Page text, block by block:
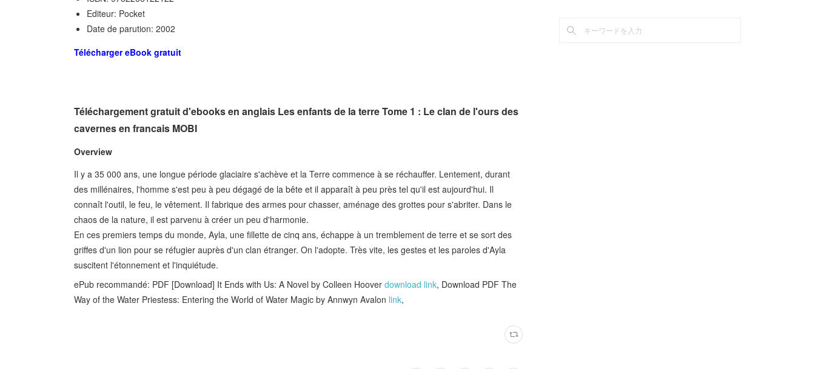
Editeur: Pocket
Date de parution: 2002
Télécharger eBook gratuit
Téléchargement gratuit d'ebooks en anglais Les enfants de la terre Tome 1 : Le clan de l'ours des
cavernes en francais MOBI
Overview
Il y a 35 000 ans, une longue période glaciaire s'achève et la Terre commence à se réchauffer. Lentement, durant
des millénaires, l'homme s'est peu à peu dégagé de la bête et il apparaît à peu près tel qu'il est aujourd'hui. Il
connaît l'outil, le feu, le vêtement. Il fabrique des armes pour chasser, aménage des grottes pour s'abriter. Dans le
chaos de la nature, il est parvenu à créer un peu d'harmonie.
En ces premiers temps du monde, Ayla, une fillette de cinq ans, échappe à un tremblement de terre et se sort des
griffes d'un lion pour se réfugier auprès d'un clan étranger. On l'adopte. Très vite, les gestes et les paroles d'Ayla
suscitent l'étonnement et l'inquiétude.
ePub recommandé: PDF [Download] It Ends with Us: A Novel by Colleen Hoover download link, Download PDF The
Way of the Water Priestess: Entering the World of Water Magic by Annwyn Avalon link,